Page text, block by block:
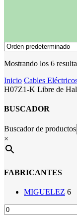
Mostrando los 6
Inicio Cables
H07Z1-K Libre de
BUSCADOR
Buscador de productos
×
FABRICANTES
MIGUELEZ 6
Precio